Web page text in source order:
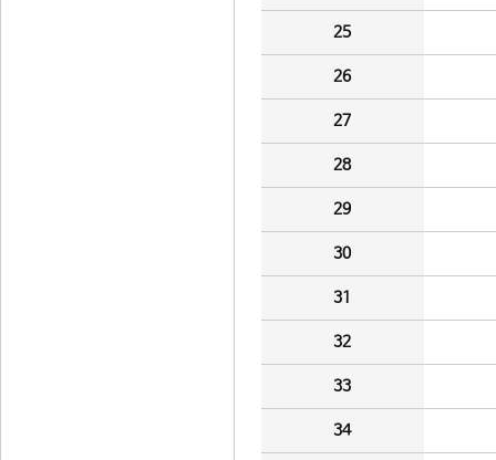
25
26
27
28
29
30
31
32
33
34